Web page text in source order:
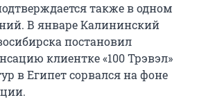
также в одном
В январе Калининский
постановил
клиентке «100 Трэвэл»
в Египет сорвался на фоне